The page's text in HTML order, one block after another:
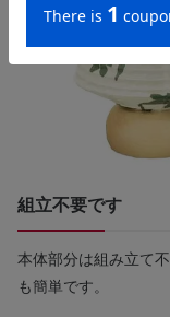
組立不要です
本体部分は組み立て
も簡単です。